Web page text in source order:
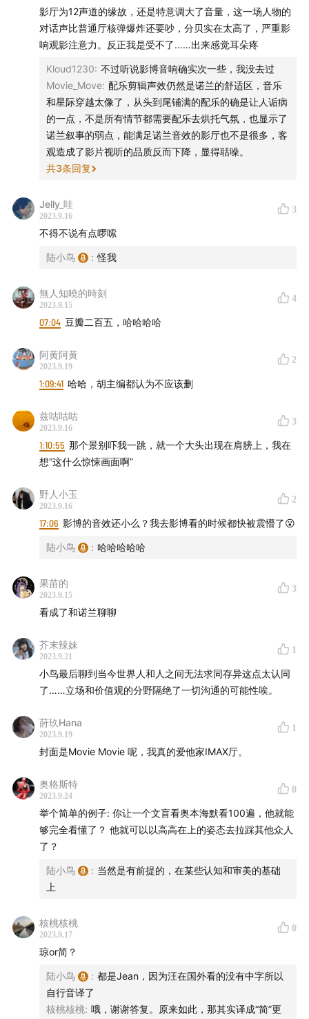
买票怎么买？万能的代购
——进入奥本海默——
最初的观影感受
叙事手法1：带着这个规则去看《奥本海默》，乐趣
“二刷诺兰观感减半定律”存在吗
50:25 叙事手法2：用对话制造高潮
捋顺以后，奥本的故事其实很简单
54:06 鲍里斯帕什和“哈康·舍瓦利耶事件”
56:41 黑白呈现：奥本海默和爱因斯坦到底说了什么
60:17
施特劳斯和“更重要的事”
55:10 萌新大卫·希尔
77:06 琼其人，和诺兰的“厌女”
84:13
Can You Hear The Music
Oppenheimer
【制作】
策划：陆小鸟
Shownotes：陆小鸟
影厅为12声道的缘故，还是特意调大了音量，这一场人物的
对话声比普通厅核弹爆炸还要吵，分贝实在太高了，严重影
响观影注意力。反正我是受不了……出来感觉耳朵疼
Kloud1230: 不过听说影博音响确实次一些，我没去过
Movie_Move: 配乐剪辑声效仍然是诺兰的舒适区，音乐
和星际穿越太像了，从头到尾铺满的配乐的确是让人诟病
的一点，不是所有情节都需要配乐去烘托气氛，也显示了
诺兰叙事的弱点，能满足诺兰音效的影厅也不是很多，客
观造成了影片视听的品质反而下降，显得聒噪。
共3条回复
Jelly_哇
2023.9.16
3
不得不说有点啰嗦
陆小鸟 : 怪我
無人知曉的時刻
2023.9.15
4
07:04 豆瓣二百五，哈哈哈哈
阿黄阿黄
2023.9.19
2
1:09:41 哈哈，胡主编都认为不应该删
兹咕咕咕
2023.9.16
3
1:10:55 那个景别吓我一跳，就一个大头出现在肩膀上，我在
想“这什么惊悚画面啊”
野人小玉
2023.9.16
2
17:06 影博的音效还小么？我去影博看的时候都快被震懵了😮
陆小鸟 : 哈哈哈哈哈
果苗的
2023.9.15
3
看成了和诺兰聊聊
芥末辣妹
2023.9.21
1
小鸟最后聊到当今世界人和人之间无法求同存异这点太认同
了……立场和价值观的分野隔绝了一切沟通的可能性唉。
莳玖Hana
2023.9.19
1
封面是Movie Movie 呢，我真的爱他家IMAX厅。
奥格斯特
2023.9.24
0
举个简单的例子: 你让一个文盲看奥本海默看100遍，他就能
够完全看懂了？ 他就可以以高高在上的姿态去拉踩其他众人
了？
陆小鸟 : 当然是有前提的，在某些认知和审美的基础
上
核桃核桃
2023.9.17
0
琼or简？
陆小鸟 : 都是Jean，因为汪在国外看的没有中字所以
自行音译了
核桃核桃: 哦，谢谢答复。原来如此，那其实译成“简”更